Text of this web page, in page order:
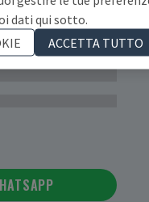
dati qui sotto.
ACCETTA TUTTO